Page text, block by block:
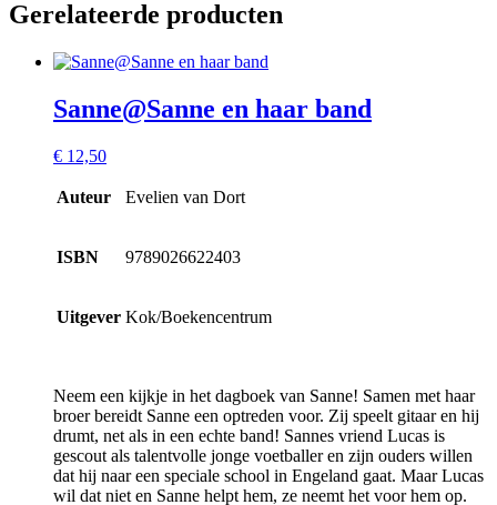
Gerelateerde producten
Sanne@Sanne en haar band
€ 12,50
Auteur Evelien van Dort
ISBN 9789026622403
Uitgever Kok/Boekencentrum
Neem een kijkje in het dagboek van Sanne! Samen met haar
broer bereidt Sanne een optreden voor. Zij speelt gitaar en hij
drumt, net als in een echte band! Sannes vriend Lucas is
gescout als talentvolle jonge voetballer en zijn ouders willen
dat hij naar een speciale school in Engeland gaat. Maar Lucas
wil dat niet en Sanne helpt hem, ze neemt het voor hem op.